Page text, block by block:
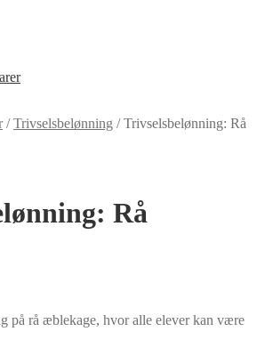
/Trivselsbelønning /Trivselsbelønning: Rå
Rå
på rå æblekage, hvor alle elever kan være